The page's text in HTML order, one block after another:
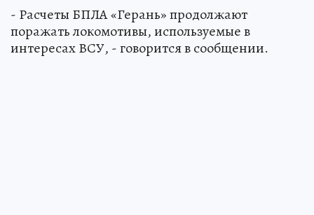
- Расчеты БПЛА «Герань» продолжают
поражать локомотивы, используемые в
интересах ВСУ, - говорится в сообщении.